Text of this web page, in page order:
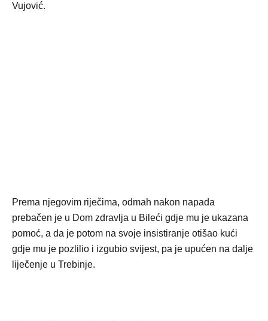
Vujović.
Prema njegovim riječima, odmah nakon napada
prebačen je u Dom zdravlja u Bileći gdje mu je ukazana
pomoć, a da je potom na svoje insistiranje otišao kući
gdje mu je pozlilio i izgubio svijest, pa je upućen na dalje
liječenje u Trebinje.